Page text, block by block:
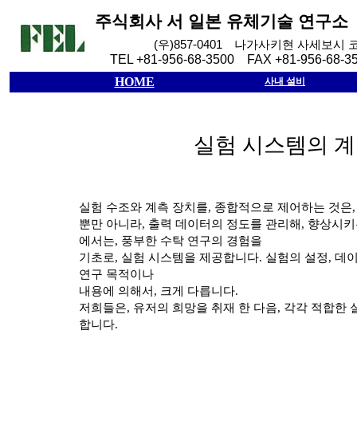
주식회사 서 일본 유체기술 연구소
(우)857-0401 나가사키현 사세보시
TEL +81-956-68-3500 FAX +81-956-68-
HOME
사내 설비
실험 시스템의
실험 수조와 계측 장치를, 종합적으로 제어하는 것은
뿐만 아니라, 출력 데이터의 정도를 관리해, 향상시
에서는, 풍부한 수탁 연구의 경험을
기초로, 실험 시스템을 제공합니다. 실험의 설정, 데
연구 목적이나
내용에 의해서, 크게 다릅니다.
저희들은, 유저의 희망을 취재 한 다음, 각각 적합한
합니다.